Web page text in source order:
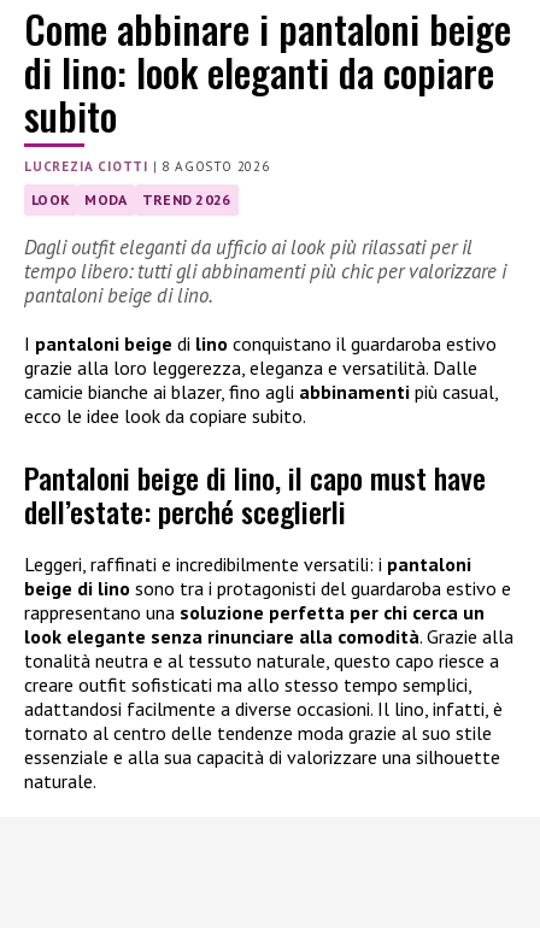
Come abbinare i pantaloni beige
di lino: look eleganti da copiare
subito
LUCREZIA CIOTTI | 8 AGOSTO 2026
LOOK MODA TREND 2026
Dagli outfit eleganti da ufficio ai look più rilassati per il
tempo libero: tutti gli abbinamenti più chic per valorizzare i
pantaloni beige di lino.
I pantaloni beige di lino conquistano il guardaroba estivo
grazie alla loro leggerezza, eleganza e versatilità. Dalle
camicie bianche ai blazer, fino agli abbinamenti più casual,
ecco le idee look da copiare subito.
Pantaloni beige di lino, il capo must have
dell’estate: perché sceglierli
Leggeri, raffinati e incredibilmente versatili: i pantaloni
beige di lino sono tra i protagonisti del guardaroba estivo e
rappresentano una soluzione perfetta per chi cerca un
look elegante senza rinunciare alla comodità. Grazie alla
tonalità neutra e al tessuto naturale, questo capo riesce a
creare outfit sofisticati ma allo stesso tempo semplici,
adattandosi facilmente a diverse occasioni. Il lino, infatti, è
tornato al centro delle tendenze moda grazie al suo stile
essenziale e alla sua capacità di valorizzare una silhouette
naturale.